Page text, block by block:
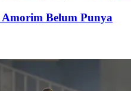
Belum Punya